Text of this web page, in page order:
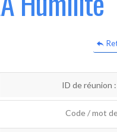
ID de réunion :
Code / mot